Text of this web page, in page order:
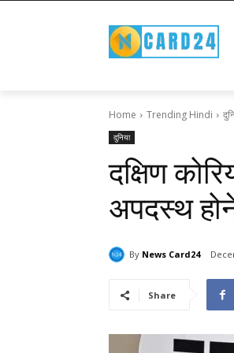
Home Trending Hindi
दुनिया
दक्षिण
अपदस्थ होने
By News Card24
Share